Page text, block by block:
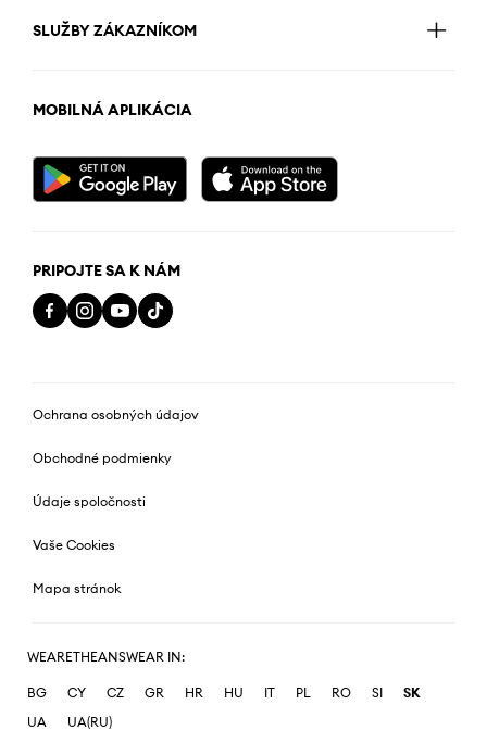
SLUŽBY ZÁKAZNÍKOM
MOBILNÁ APLIKÁCIA
PRIPOJTE SA K NÁM
Ochrana osobných údajov
Obchodné podmienky
Údaje spoločnosti
Vaše Cookies
Mapa stránok
WEARETHEANSWEAR IN:
BG CY CZ GR HR HU IT PL RO SI
SK
UA
UA(RU)